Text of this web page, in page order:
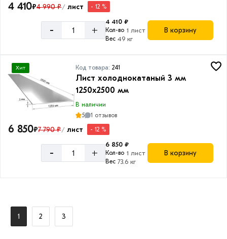
4 410₽4 990 ₽/ лист - 12 %
- +
4 410 ₽
Кол-во 1 лист
Вес 49 кг
В корзину
Хит Код товара:241
Лист холоднокатаный 3 мм
1250х2500 мм
В наличии
5
1 отзывов
6 850₽7 790 ₽/ лист - 12 %
- +
6 850 ₽
Кол-во 1 лист
Вес 73.6 кг
В корзину
1 2 3